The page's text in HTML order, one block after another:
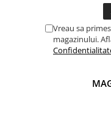
Vreau sa
magazinului.